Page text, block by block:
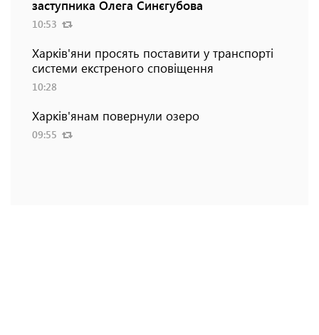
заступника Олега Синєгубова
10:53
Харків'яни просять поставити у транспорті
системи екстреного сповіщення
10:28
Харків'янам повернули озеро
09:55